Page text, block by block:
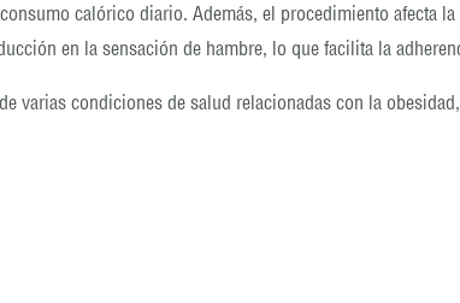
calórico diario. Además, el procedimiento afecta
en la sensación de hambre, lo que facilita la
varias condiciones de salud relacionadas con la